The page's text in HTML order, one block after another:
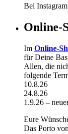
Bei
Online-
Im Online-
für Deine
Allen, die
folgende
10.8.26
24.8.26
1.9.26 –
Eure
Das Porto